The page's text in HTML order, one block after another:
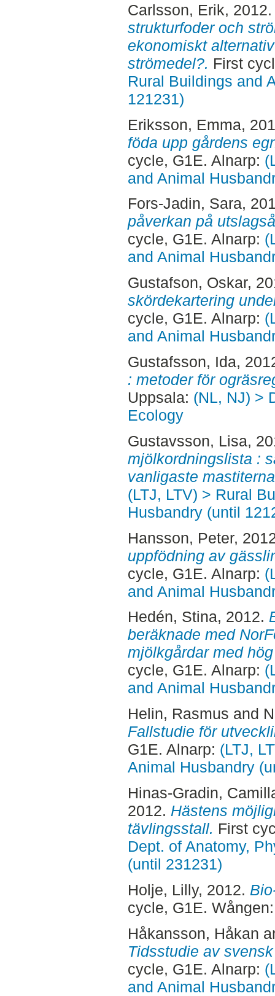
Carlsson, Erik,
strukturfoder och
ekonomiskt
strömedel?. First
Rural Buildings and
121231)
Eriksson, Emma,
föda upp gårdens
cycle, G1E. Alnarp:
and Animal
Fors-Jadin, Sara,
påverkan på
cycle, G1E. Alnarp:
and Animal
Gustafson, Oskar,
skördekartering
cycle, G1E. Alnarp:
and Animal
Gustafsson, Ida,
: metoder för
Uppsala: (NL, NJ) >
Ecology
Gustavsson, Lisa,
mjölkordningslista :
vanligaste
(LTJ, LTV) > Rural
Husbandry (until
Hansson, Peter,
uppfödning av
cycle, G1E. Alnarp:
and Animal
Hedén, Stina, 2012.
beräknade med
mjölkgårdar med
cycle, G1E. Alnarp:
and Animal
Helin, Rasmus and
Fallstudie för
G1E. Alnarp: (LTJ,
Animal Husbandry
Hinas-Gradin,
2012. Hästens
tävlingsstall. First
Dept. of Anatomy,
(until 231231)
Holje, Lilly, 2012.
cycle, G1E.
Håkansson, Håkan
Tidsstudie av
cycle, G1E. Alnarp:
and Animal